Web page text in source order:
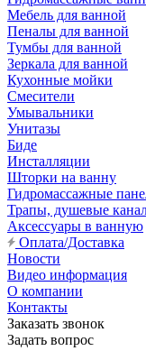
Мебель для ванной
Пеналы для ванной
Тумбы для ванной
Зеркала для ванной
Кухонные мойки
Смесители
Умывальники
Унитазы
Биде
Инсталляции
Шторки на ванну
Гидромассажные
Трапы, душевые
Аксессуары в ванную
Оплата/Доставка
Новости
Видео информация
О компании
Контакты
Заказать звонок
Задать вопрос